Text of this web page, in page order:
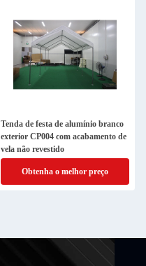
Tenda de festa de alumínio branco
exterior CP004 com acabamento de
vela não revestido
Obtenha o melhor preço